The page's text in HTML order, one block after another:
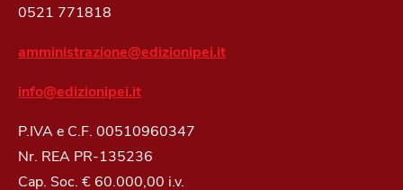
0521 771818
amministrazione@edizionipei.it
info@edizionipei.it
P.IVA e C.F. 00510960347
Nr. REA PR-135236
Cap. Soc. € 60.000,00 i.v.